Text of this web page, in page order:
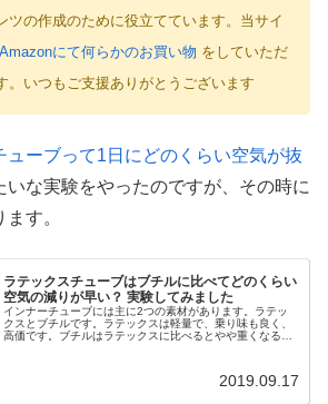
ツの作成のために役立てています。当サイ
Amazonにて何らかのお買い物 をしていただ
。いつもご支援ありがとうございます
ューブって1日にどのくらい空気が抜
いな実験をやったのですが、その時に
す。
ラテックスチューブはブチルに比べてどのくらい
空気の減りが早い？ 実験してみました
インナーチューブには主に2つの素材があります。ラテッ
クスとブチルです。ラテックスは軽量で、乗り味も良く、
高価です。ブチルはラテックスに比べるとやや重くなるこ
2019.09.17